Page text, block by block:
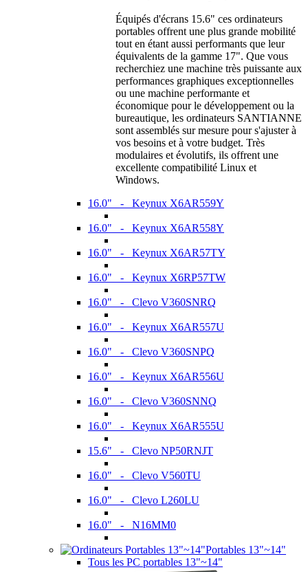
Équipés d'écrans 15.6" ces ordinateurs
portables offrent une plus grande mobilité
tout en étant aussi performants que leur
équivalents de la gamme 17". Que vous
recherchiez une machine très puissante aux
performances graphiques exceptionnelles
ou une machine performante et
économique pour le développement ou la
bureautique, les ordinateurs SANTIANNE
sont assemblés sur mesure pour s'ajuster à
vos besoins et à votre budget. Très
modulaires et évolutifs, ils offrent une
excellente compatibilité Linux et
Windows.
16.0" - Keynux X6AR559Y
16.0" - Keynux X6AR558Y
16.0" - Keynux X6AR57TY
16.0" - Keynux X6RP57TW
16.0" - Clevo V360SNRQ
16.0" - Keynux X6AR557U
16.0" - Clevo V360SNPQ
16.0" - Keynux X6AR556U
16.0" - Clevo V360SNNQ
16.0" - Keynux X6AR555U
15.6" - Clevo NP50RNJT
16.0" - Clevo V560TU
16.0" - Clevo L260LU
16.0" - N16MM0
Portables 13"~14"
Tous les PC portables 13"~14"